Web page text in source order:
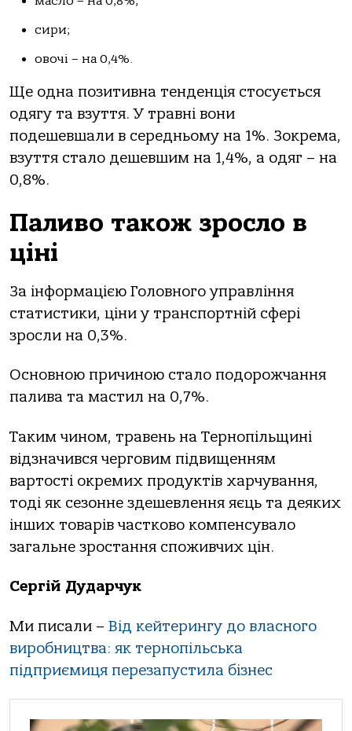
сири;
овочі – на 0,4%.
Ще одна позитивна тенденція стосується
одягу та взуття. У травні вони
подешевшали в середньому на 1%. Зокрема,
взуття стало дешевшим на 1,4%, а одяг – на
0,8%.
Паливо також зросло в
ціні
За інформацією Головного управління
статистики, ціни у транспортній сфері
зросли на 0,3%.
Основною причиною стало подорожчання
палива та мастил на 0,7%.
Таким чином, травень на Тернопільщині
відзначився черговим підвищенням
вартості окремих продуктів харчування,
тоді як сезонне здешевлення яєць та деяких
інших товарів частково компенсувало
загальне зростання споживчих цін.
Сергій Дударчук
Ми писали – Від кейтерингу до власного
виробництва: як тернопільська
підприємиця перезапустила бізнес